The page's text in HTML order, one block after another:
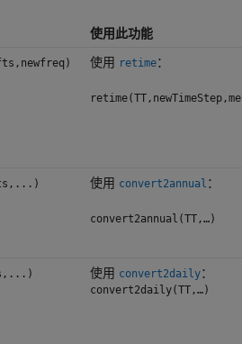
使用此功能
使用 retime：
使用 convert2annual ：
convert2annual(TT,…)
使用 convert2daily：
convert2daily(TT,…)